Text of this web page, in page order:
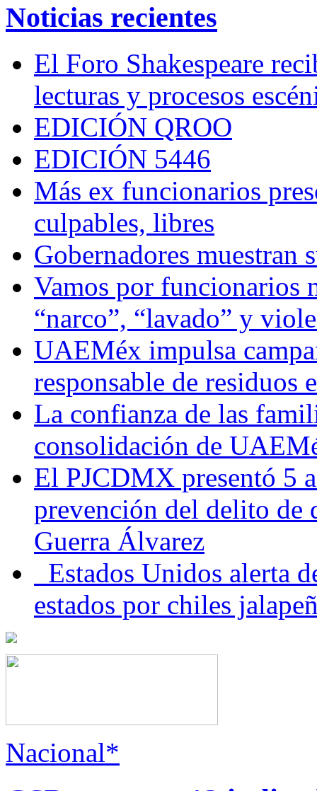
Noticias recientes
El Foro Shakespeare
lecturas y procesos
EDICIÓN QROO
EDICIÓN 5446
Más ex funcionarios
culpables, libres
Gobernadores muestran
Vamos por funcionarios
“narco”, “lavado” y
UAEMéx impulsa
responsable de residuos
La confianza de las
consolidación de
El PJCDMX presentó 5
prevención del delito de
Guerra Álvarez
Estados Unidos alerta
estados por chiles
Nacional*